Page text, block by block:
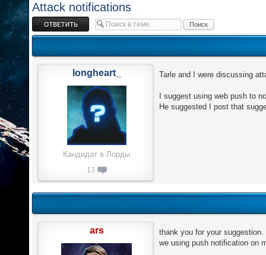
Attack notifications
Ответить
Tarle and I were discussing
I suggest using web push to
He suggested I post that
longheart_
Кандидат в Лорды
13
thank you for your suggestion.
we using push notification on
ars